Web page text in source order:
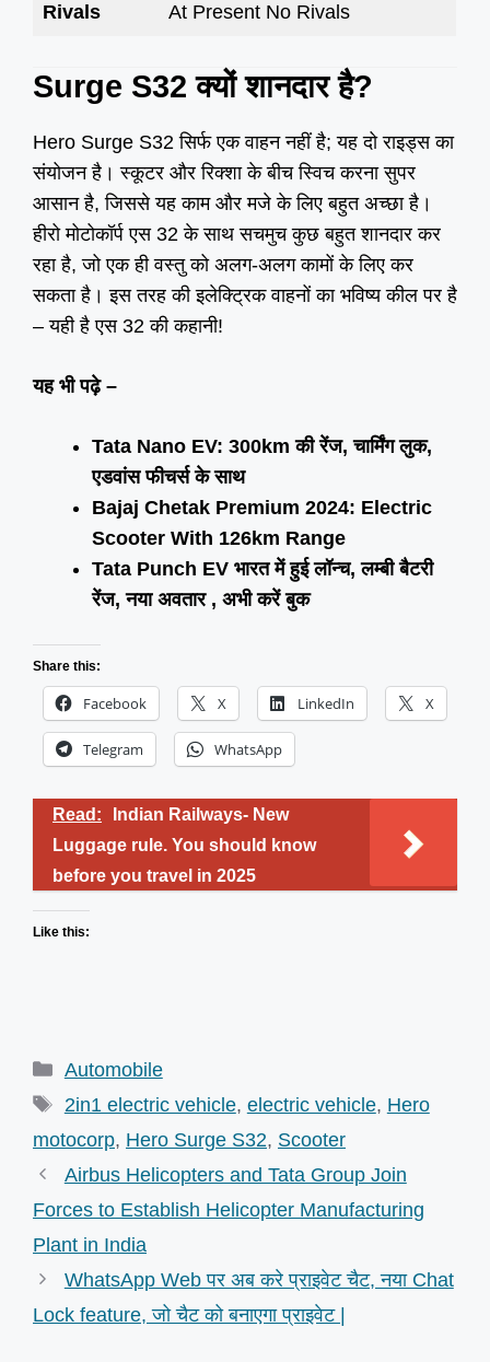
Rivals At Present No Rivals
Surge S32 क्यों शानदार है?
Hero Surge S32 सिर्फ एक वाहन नहीं है; यह दो राइड्स का
संयोजन है। स्कूटर और रिक्शा के बीच स्विच करना सुपर
आसान है, जिससे यह काम और मजे के लिए बहुत अच्छा है।
हीरो मोटोकॉर्प एस 32 के साथ सचमुच कुछ बहुत शानदार कर
रहा है, जो एक ही वस्तु को अलग-अलग कामों के लिए कर
सकता है। इस तरह की इलेक्ट्रिक वाहनों का भविष्य कील पर है
– यही है एस 32 की कहानी!
यह भी पढ़े –
Tata Nano EV: 300km की रेंज, चार्मिंग लुक,
एडवांस फीचर्स के साथ
Bajaj Chetak Premium 2024: Electric
Scooter With 126km Range
Tata Punch EV भारत में हुई लॉन्च, लम्बी बैटरी
रेंज, नया अवतार , अभी करें बुक
Share this:
Facebook X LinkedIn X
Telegram WhatsApp
Read:
Indian Railways- New
Luggage rule. You should know
before you travel in 2025
Like this:
Categories
Automobile
Tags
2in1 electric vehicle, electric vehicle, Hero
motocorp, Hero Surge S32, Scooter
Airbus Helicopters and Tata Group Join
Forces to Establish Helicopter Manufacturing
Plant in India
WhatsApp Web पर अब करे प्राइवेट चैट, नया Chat
Lock feature, जो चैट को बनाएगा प्राइवेट |